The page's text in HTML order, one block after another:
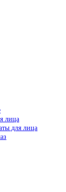
лица
для лица